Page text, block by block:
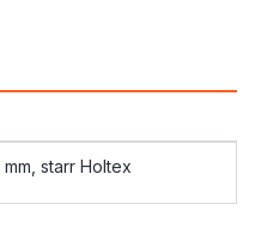
starr Holtex